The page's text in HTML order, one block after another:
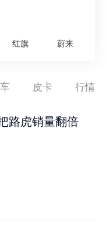
红旗 蔚来
皮卡 行情
路虎销量翻倍